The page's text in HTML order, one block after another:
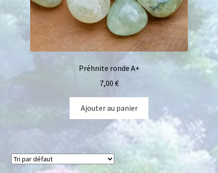
Mon compte
Panier
Préhnite ronde A+
7,00 €
Ajouter au panier